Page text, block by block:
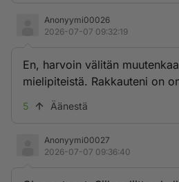
Anonyymi00026
2026-07-07 09:32:19
En, harvoin välitän
mielipiteistä. Rakkauteni on
5 Äänestä
Anonyymi00027
2026-07-07 09:36:40